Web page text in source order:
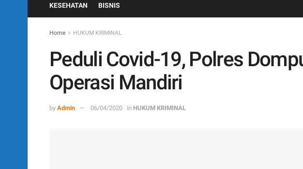
KESEHATAN BISNIS
Home HUKUM KRIMINAL
Peduli Covid-19, Polres
Operasi Mandiri
by Admin 06/04/2020 in HUKUM KRIMINAL